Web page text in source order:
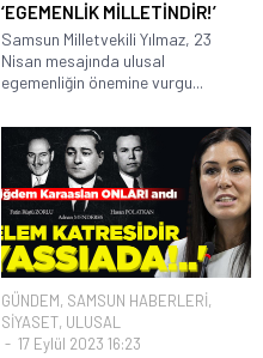
‘EGEMENLİK MİLLETİNDİR!’
Samsun Milletvekili Yılmaz, 23
Nisan mesajında ulusal
egemenliğin önemine vurgu...
GÜNDEM, SAMSUN HABERLERİ,
SİYASET, ULUSAL
17 Eylül 2023 16:23